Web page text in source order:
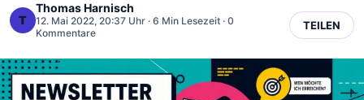
T
Thomas Harnisch
12. Mai 2022, 20:37 Uhr · 6 Min Lesezeit · 0
Kommentare
TEILEN